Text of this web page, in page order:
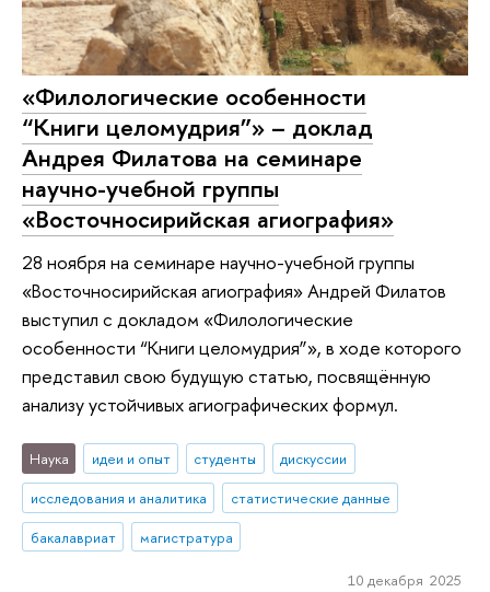
«Филологические особенности
“Книги целомудрия”» – доклад
Андрея Филатова на семинаре
научно-учебной группы
«Восточносирийская агиография»
28 ноября на семинаре научно-учебной группы
«Восточносирийская агиография» Андрей Филатов
выступил с докладом «Филологические
особенности “Книги целомудрия”», в ходе которого
представил свою будущую статью, посвящённую
анализу устойчивых агиографических формул.
Наука идеи и опыт студенты
дискуссии
исследования и аналитика
статистические данные
бакалавриат
магистратура
10 декабря 2025